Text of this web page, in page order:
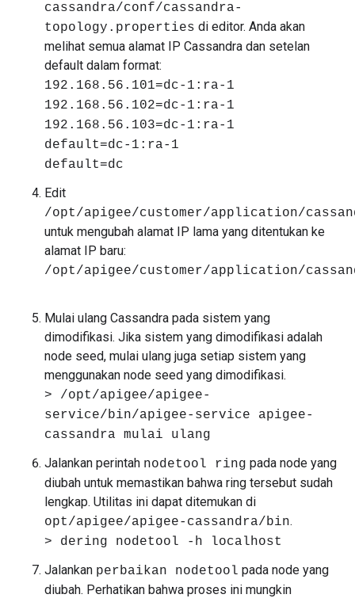
cassandra/conf/cassandra-
topology.properties di editor. Anda akan
melihat semua alamat IP Cassandra dan setelan
default dalam format:
192.168.56.101=dc-1:ra-1
192.168.56.102=dc-1:ra-1
192.168.56.103=dc-1:ra-1
default=dc-1:ra-1
default=dc
Edit
/opt/apigee/customer/application/
untuk mengubah alamat IP lama yang ditentukan ke
alamat IP baru:
/opt/apigee/customer/application/
Mulai ulang Cassandra pada sistem yang
dimodifikasi. Jika sistem yang dimodifikasi adalah
node seed, mulai ulang juga setiap sistem yang
menggunakan node seed yang dimodifikasi.
> /opt/apigee/apigee-
service/bin/apigee-service apigee-
cassandra mulai ulang
Jalankan perintah nodetool ring pada node yang
diubah untuk memastikan bahwa ring tersebut sudah
lengkap. Utilitas ini dapat ditemukan di
opt/apigee/apigee-cassandra/bin.
> dering nodetool -h localhost
Jalankan perbaikan nodetool pada node yang
diubah. Perhatikan bahwa proses ini mungkin